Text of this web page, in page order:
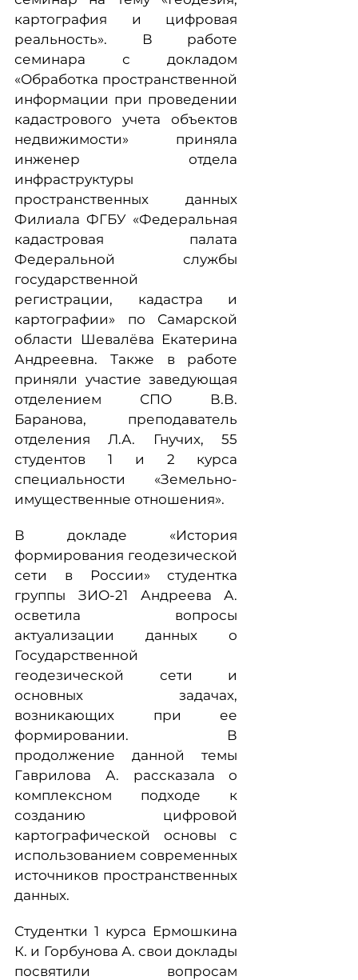
картография и цифровая
реальность». В работе
семинара с докладом
«Обработка пространственной
информации при проведении
кадастрового учета объектов
недвижимости» приняла
инженер отдела
инфраструктуры
пространственных данных
Филиала ФГБУ «Федеральная
кадастровая палата
Федеральной службы
государственной
регистрации, кадастра и
картографии» по Самарской
области Шевалёва Екатерина
Андреевна. Также в работе
приняли участие заведующая
отделением СПО В.В.
Баранова, преподаватель
отделения Л.А. Гнучих, 55
студентов 1 и 2 курса
специальности «Земельно-
имущественные отношения».
В докладе «История
формирования геодезической
сети в России» студентка
группы ЗИО-21 Андреева А.
осветила вопросы
актуализации данных о
Государственной
геодезической сети и
основных задачах,
возникающих при ее
формировании. В
продолжение данной темы
Гаврилова А. рассказала о
комплексном подходе к
созданию цифровой
картографической основы с
использованием современных
источников пространственных
данных.
Студентки 1 курса Ермошкина
К. и Горбунова А. свои доклады
посвятили вопросам